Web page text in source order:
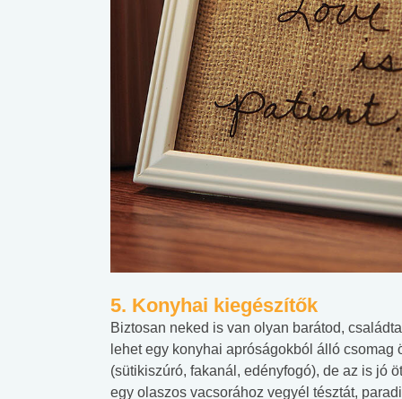
5. Konyhai kiegészítők
Biztosan neked is van olyan barátod,
lehet egy konyhai apróságokból álló
(sütikiszúró, fakanál, edényfogó), de az is jó
egy olaszos vacsorához vegyél tésztát,